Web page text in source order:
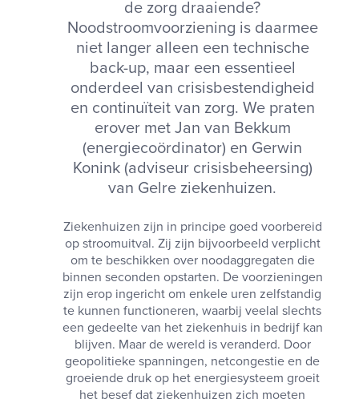
de zorg draaiende?
Noodstroomvoorziening is daarmee
niet langer alleen een technische
back-up, maar een essentieel
onderdeel van crisisbestendigheid
en continuïteit van zorg. We praten
erover met Jan van Bekkum
(energiecoördinator) en Gerwin
Konink (adviseur crisisbeheersing)
van Gelre ziekenhuizen.
Ziekenhuizen zijn in principe goed voorbereid
op stroomuitval. Zij zijn bijvoorbeeld verplicht
om te beschikken over noodaggregaten die
binnen seconden opstarten. De voorzieningen
zijn erop ingericht om enkele uren zelfstandig
te kunnen functioneren, waarbij veelal slechts
een gedeelte van het ziekenhuis in bedrijf kan
blijven. Maar de wereld is veranderd. Door
geopolitieke spanningen, netcongestie en de
groeiende druk op het energiesysteem groeit
het besef dat ziekenhuizen zich moeten